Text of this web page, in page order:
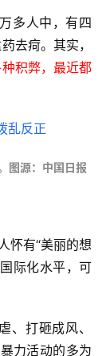
多人中，有四
去疴。其实，
积弊，最近都
图源：中国日报
怀有“美丽的想
际化水平，可
、打砸成风、
力活动的多为